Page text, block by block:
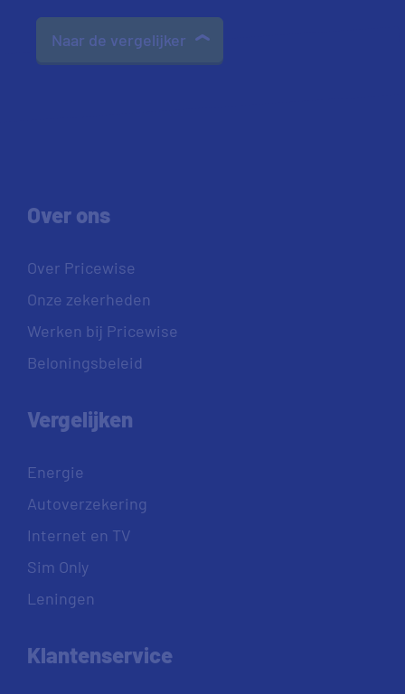
Naar de vergelijker
Over ons
Over Pricewise
Onze zekerheden
Werken bij Pricewise
Beloningsbeleid
Vergelijken
Energie
Autoverzekering
Internet en TV
Sim Only
Leningen
Klantenservice